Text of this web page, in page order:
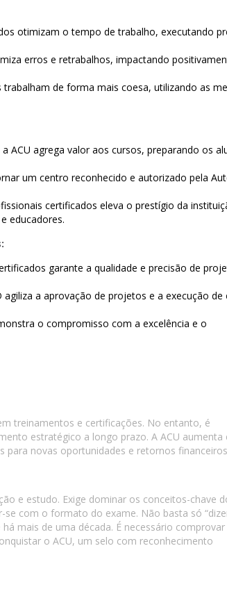
otimizam o tempo de trabalho, executando
erros e retrabalhos, impactando
de forma mais coesa, utilizando as
ACU agrega valor aos cursos, preparando os
um centro reconhecido e autorizado pela
certificados eleva o prestígio da
educadores.
garante a qualidade e precisão de
a aprovação de projetos e a execução de
o compromisso com a excelência e o
treinamentos e certificações. No entanto, é
estratégico a longo prazo. A ACU aumenta
novas oportunidades e retornos
e estudo. Exige dominar os conceitos-chave
com o formato do exame. Não basta só
mais de uma década. É necessário comprovar
o ACU, um selo com reconhecimento